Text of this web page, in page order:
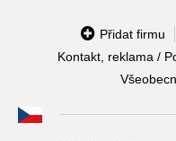
Přidat firmu
Kontakt, reklama /